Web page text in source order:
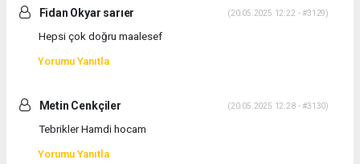
Fidan Okyar sarıer (20.05.2025 12:22 - #3129)
Hepsi çok doğru maalesef
Yorumu Yanıtla
Metin Cenkçiler (20.05.2025 12:28 - #3130)
Tebrikler Hamdi hocam
Yorumu Yanıtla